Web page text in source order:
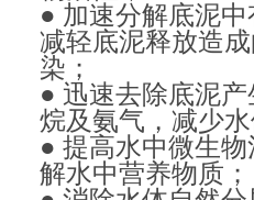
● 加速分解底泥中
减轻底泥释放造
染；
● 迅速去除底泥
烷及氨气，减少水
● 提高水中微生
解水中营养物质；